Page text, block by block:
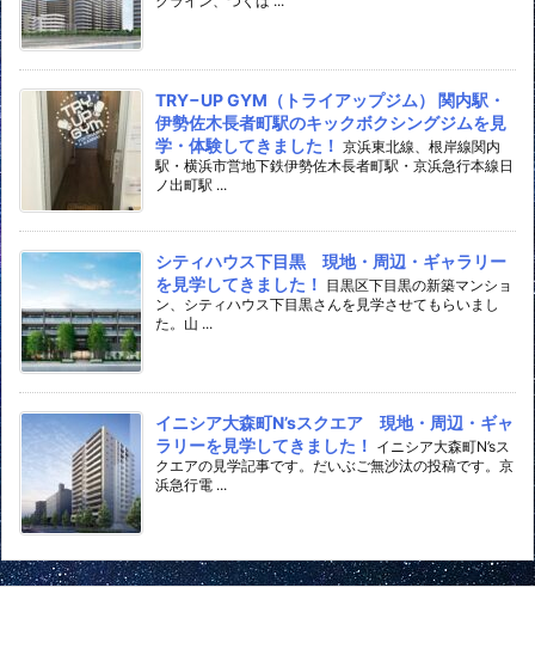
TRY−UP GYM（トライアップジム） 関内駅・
伊勢佐木長者町駅のキックボクシングジムを見
学・体験してきました！ 京浜東北線、根岸線関内
駅・横浜市営地下鉄伊勢佐木長者町駅・京浜急行本線日
ノ出町駅 ...
シティハウス下目黒 現地・周辺・ギャラリー
を見学してきました！ 目黒区下目黒の新築マンショ
ン、シティハウス下目黒さんを見学させてもらいまし
た。山 ...
イニシア大森町N’sスクエア 現地・周辺・ギャ
ラリーを見学してきました！ イニシア大森町N’sス
クエアの見学記事です。だいぶご無沙汰の投稿です。京
浜急行電 ...